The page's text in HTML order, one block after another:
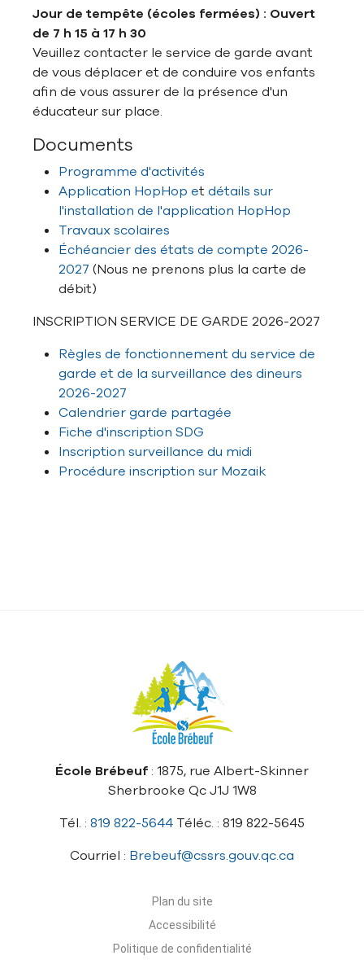
Jour de tempête (écoles fermées) : Ouvert
de 7 h 15 à 17 h 30
Veuillez contacter le service de garde avant
de vous déplacer et de conduire vos enfants
afin de vous assurer de la présence d'un
éducateur sur place.
Documents
Programme d'activités
Application HopHop etdétails sur
l'installation de l'application HopHop
Travaux scolaires
Échéancier des états de compte 2026-
2027 (Nous ne prenons plus la carte de
débit)
INSCRIPTION SERVICE DE GARDE 2026-2027
Règles de fonctionnement du service de
garde et de la surveillance des dineurs
2026-2027
Calendrier garde partagée
Fiche d'inscription SDG
Inscription surveillance du midi
Procédure inscription sur Mozaik
École Brébeuf : 1875, rue Albert-Skinner
Sherbrooke Qc J1J 1W8
Tél. : 819 822-5644 Téléc. : 819 822-5645
Courriel : Brebeuf@cssrs.gouv.qc.ca
Plan du site
Accessibilité
Politique de confidentialité